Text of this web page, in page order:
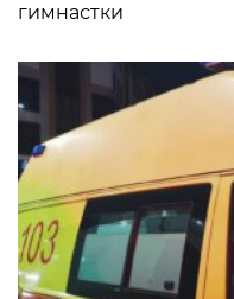
гимнастки